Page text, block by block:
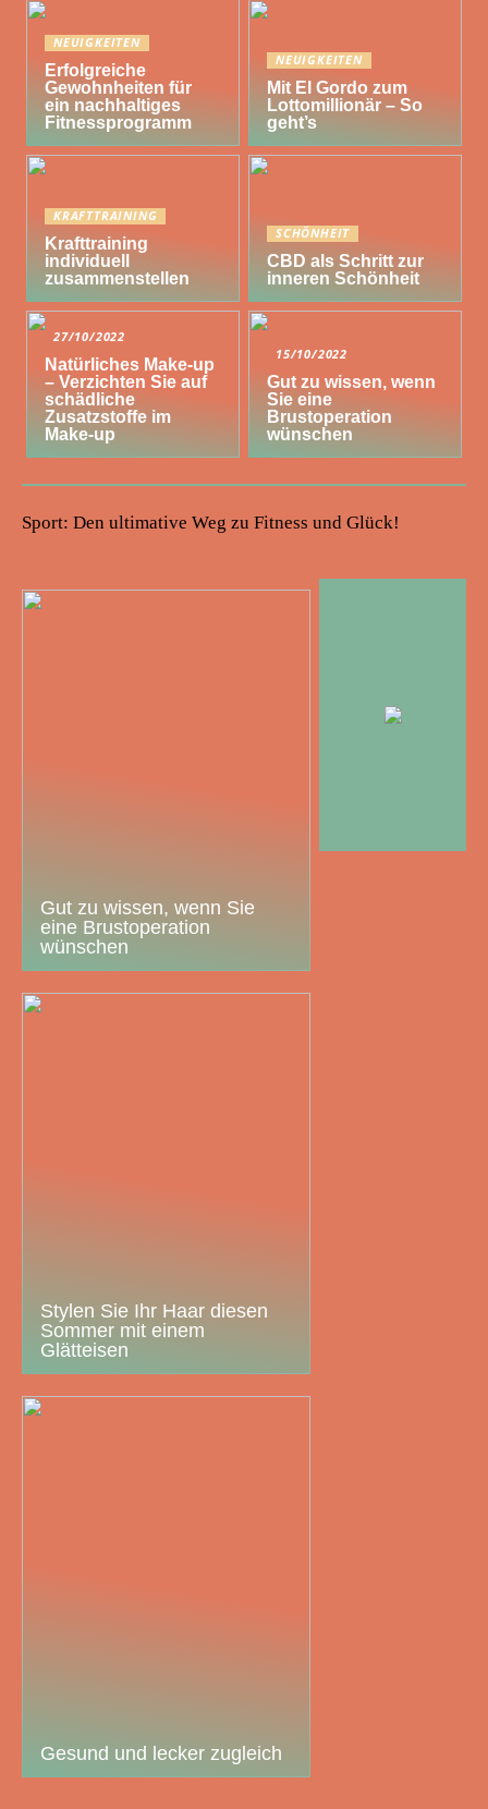
NEUIGKEITEN
Erfolgreiche
Gewohnheiten für
ein nachhaltiges
Fitnessprogramm
NEUIGKEITEN
Mit El Gordo zum
Lottomillionär – So
geht’s
KRAFTTRAINING
Krafttraining
individuell
zusammenstellen
SCHÖNHEIT
CBD als Schritt zur
inneren Schönheit
27/10/2022
Natürliches Make-up
– Verzichten Sie auf
schädliche
Zusatzstoffe im
Make-up
15/10/2022
Gut zu wissen, wenn
Sie eine
Brustoperation
wünschen
Sport: Den ultimative Weg zu Fitness und Glück!
Gut zu wissen, wenn Sie
eine Brustoperation
wünschen
Stylen Sie Ihr Haar diesen
Sommer mit einem
Glätteisen
Gesund und lecker zugleich